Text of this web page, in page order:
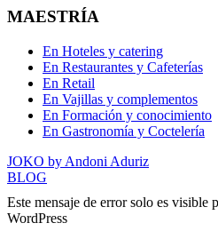
MAESTRÍA
En Hoteles y catering
En Restaurantes y Cafeterías
En Retail
En Vajillas y complementos
En Formación y conocimiento
En Gastronomía y Coctelería
JOKO by Andoni Aduriz
BLOG
Este mensaje de error solo es visible
WordPress